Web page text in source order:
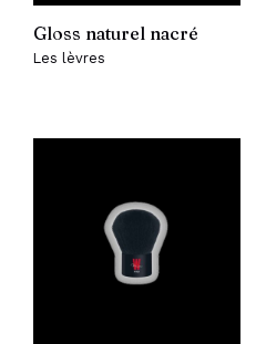
Gloss naturel nacré
Les lèvres